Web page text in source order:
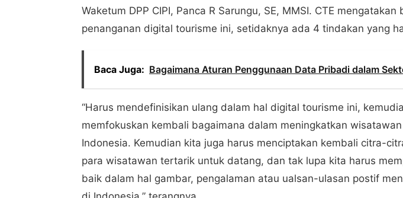
Waketum DPP CIPI, Panca R Sarungu, SE, MMSI. CTE mengatakan
penanganan digital tourisme ini, setidaknya ada 4 tindakan yang
Baca Juga: Bagaimana Aturan Penggunaan Data Pribadi dalam
“Harus mendefinisikan ulang dalam hal digital tourisme ini,
memfokuskan kembali bagaimana dalam meningkatkan
Indonesia. Kemudian kita juga harus menciptakan kembali citra-
para wisatawan tertarik untuk datang, dan tak lupa kita harus
baik dalam hal gambar, pengalaman atau ualsan-ulasan postif